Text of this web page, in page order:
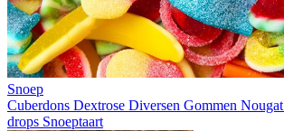
Snoep
Cuberdons Dextrose Diversen Gommen Nougat
drops Snoeptaart